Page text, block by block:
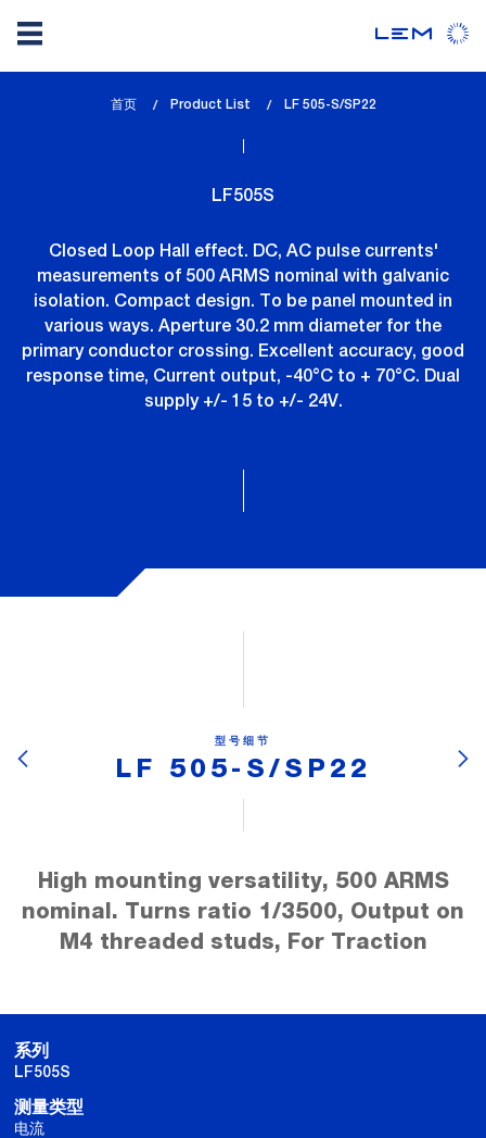
首页 Product List
lem_current_page
LF 505-S/SP22
LF505S
Closed Loop Hall effect. DC, AC pulse currents'
measurements of 500 ARMS nominal with galvanic
isolation. Compact design. To be panel mounted in
various ways. Aperture 30.2 mm diameter for the
primary conductor crossing. Excellent accuracy, good
response time, Current output, -40°C to + 70°C. Dual
supply +/- 15 to +/- 24V.
型号细节
LF 505-S/SP22
High mounting versatility, 500 ARMS
nominal. Turns ratio 1/3500, Output on
M4 threaded studs, For Traction
系列
LF505S
测量类型
电流